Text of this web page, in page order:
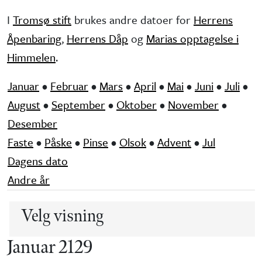
I Tromsø stift brukes andre datoer for Herrens
Åpenbaring, Herrens Dåp og Marias opptagelse i
Himmelen.
Januar• Februar• Mars•April • Mai•Juni•Juli•
August• September• Oktober• November•
Desember
Faste • Påske • Pinse • Olsok•Advent•Jul
Dagens dato
Andre år
Velg visning
Januar 2129